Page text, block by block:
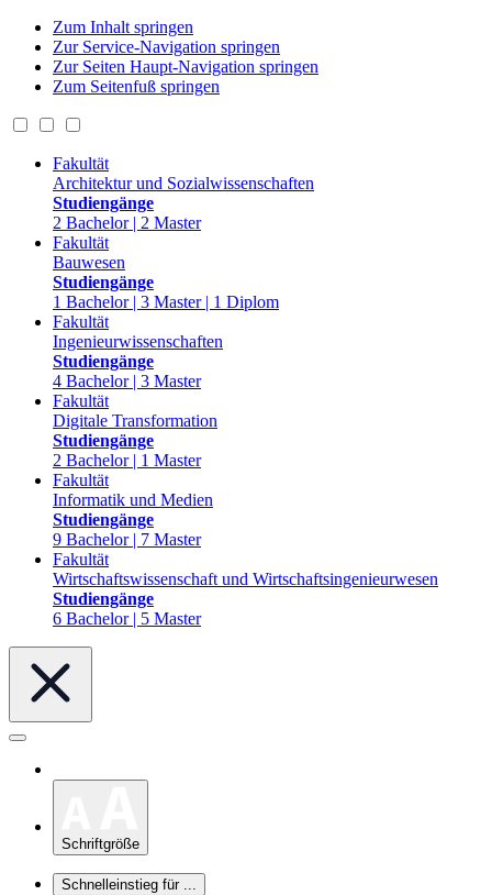
Zum Inhalt springen
Zur Service-Navigation springen
Zur Seiten Haupt-Navigation springen
Zum Seitenfuß springen
Fakultät
Architektur und Sozialwissenschaften
Studiengänge
2 Bachelor | 2 Master
Fakultät
Bauwesen
Studiengänge
1 Bachelor | 3 Master | 1 Diplom
Fakultät
Ingenieurwissenschaften
Studiengänge
4 Bachelor | 3 Master
Fakultät
Digitale Transformation
Studiengänge
2 Bachelor | 1 Master
Fakultät
Informatik und Medien
Studiengänge
9 Bachelor | 7 Master
Fakultät
Wirtschaftswissenschaft und Wirtschaftsingenieurwesen
Studiengänge
6 Bachelor | 5 Master
Schriftgröße
Schnelleinstieg für ...